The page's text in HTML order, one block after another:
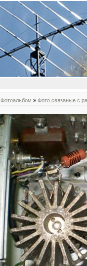
Фотоальбом » Фото связаные с